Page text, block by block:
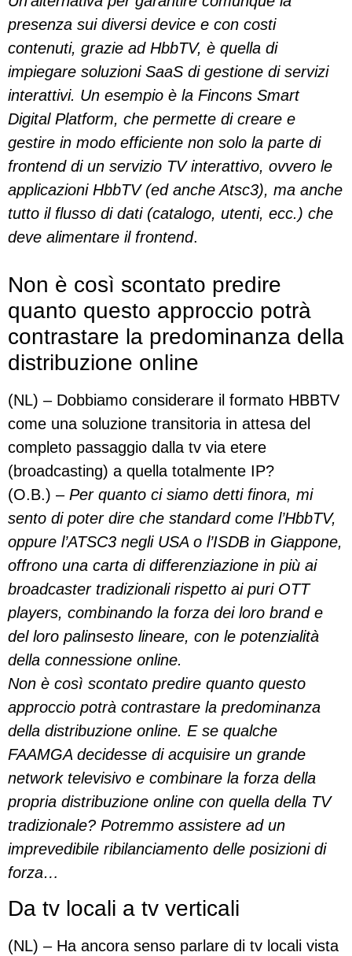
presenza sui diversi device e con costi
contenuti, grazie ad HbbTV, è quella di
impiegare soluzioni SaaS di gestione di servizi
interattivi. Un esempio è la Fincons Smart
Digital Platform, che permette di creare e
gestire in modo efficiente non solo la parte di
frontend di un servizio TV interattivo, ovvero le
applicazioni HbbTV (ed anche Atsc3), ma anche
tutto il flusso di dati (catalogo, utenti, ecc.) che
deve alimentare il frontend.
Non è così scontato predire
quanto questo approccio potrà
contrastare la predominanza della
distribuzione online
(NL) – Dobbiamo considerare il formato HBBTV
come una soluzione transitoria in attesa del
completo passaggio dalla tv via etere
(broadcasting) a quella totalmente IP?
(O.B.) – Per quanto ci siamo detti finora, mi
sento di poter dire che standard come l’HbbTV,
oppure l’ATSC3 negli USA o l’ISDB in Giappone,
offrono una carta di differenziazione in più ai
broadcaster tradizionali rispetto ai puri OTT
players, combinando la forza dei loro brand e
del loro palinsesto lineare, con le potenzialità
della connessione online.
Non è così scontato predire quanto questo
approccio potrà contrastare la predominanza
della distribuzione online. E se qualche
FAAMGA decidesse di acquisire un grande
network televisivo e combinare la forza della
propria distribuzione online con quella della TV
tradizionale? Potremmo assistere ad un
imprevedibile ribilanciamento delle posizioni di
forza…
Da tv locali a tv verticali
(NL) – Ha ancora senso parlare di tv locali vista